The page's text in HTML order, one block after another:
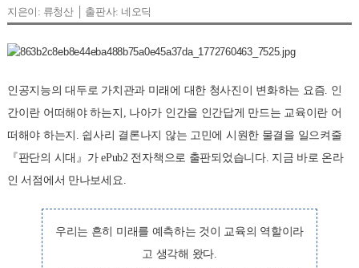
지은이: 류청산 │ 출판사: 네오딕
인공지능의 대두로 가치관과 미래에 대한 청사진이 변화하는 요즘. 인
간이란 어떠해야 하는지, 나아가 인간을 인간답게 만드는 교육이란 어
떠해야 하는지. 쉽사리 결론나지 않는 고민에 시원한 물결을 일으켜줄
『판단의 시대』가 ePub2 전자책으로 출판되었습니다. 지금 바로 온라
인 서점에서 만나보세요.
우리는 흔히 미래를 예측하는 것이 교육의 역할이라
고 생각해 왔다.